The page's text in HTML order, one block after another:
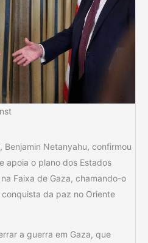
Benjamin Netanyahu, confirmou
apoia o plano dos Estados
Faixa de Gaza, chamando-o
da paz no Oriente
a guerra em Gaza, que